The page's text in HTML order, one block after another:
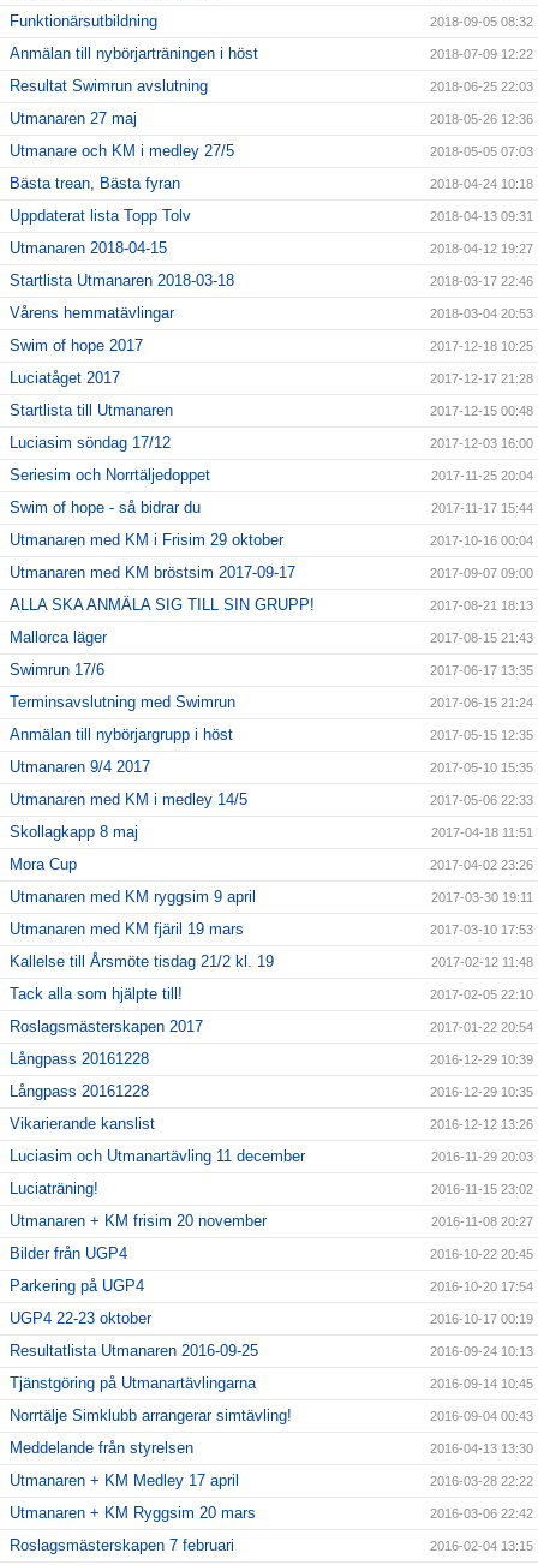
Funktionärsutbildning 2018-09-05 08:32
Anmälan till nybörjarträningen i höst 2018-07-09 12:22
Resultat Swimrun avslutning 2018-06-25 22:03
Utmanaren 27 maj 2018-05-26 12:36
Utmanare och KM i medley 27/5 2018-05-05 07:03
Bästa trean, Bästa fyran 2018-04-24 10:18
Uppdaterat lista Topp Tolv 2018-04-13 09:31
Utmanaren 2018-04-15 2018-04-12 19:27
Startlista Utmanaren 2018-03-18 2018-03-17 22:46
Vårens hemmatävlingar 2018-03-04 20:53
Swim of hope 2017 2017-12-18 10:25
Luciatåget 2017 2017-12-17 21:28
Startlista till Utmanaren 2017-12-15 00:48
Luciasim söndag 17/12 2017-12-03 16:00
Seriesim och Norrtäljedoppet 2017-11-25 20:04
Swim of hope - så bidrar du 2017-11-17 15:44
Utmanaren med KM i Frisim 29 oktober 2017-10-16 00:04
Utmanaren med KM bröstsim 2017-09-17 2017-09-07 09:00
ALLA SKA ANMÄLA SIG TILL SIN GRUPP! 2017-08-21 18:13
Mallorca läger 2017-08-15 21:43
Swimrun 17/6 2017-06-17 13:35
Terminsavslutning med Swimrun 2017-06-15 21:24
Anmälan till nybörjargrupp i höst 2017-05-15 12:35
Utmanaren 9/4 2017 2017-05-10 15:35
Utmanaren med KM i medley 14/5 2017-05-06 22:33
Skollagkapp 8 maj 2017-04-18 11:51
Mora Cup 2017-04-02 23:26
Utmanaren med KM ryggsim 9 april 2017-03-30 19:11
Utmanaren med KM fjäril 19 mars 2017-03-10 17:53
Kallelse till Årsmöte tisdag 21/2 kl. 19 2017-02-12 11:48
Tack alla som hjälpte till! 2017-02-05 22:10
Roslagsmästerskapen 2017 2017-01-22 20:54
Långpass 20161228 2016-12-29 10:39
Långpass 20161228 2016-12-29 10:35
Vikarierande kanslist 2016-12-12 13:26
Luciasim och Utmanartävling 11 december 2016-11-29 20:03
Luciaträning! 2016-11-15 23:02
Utmanaren + KM frisim 20 november 2016-11-08 20:27
Bilder från UGP4 2016-10-22 20:45
Parkering på UGP4 2016-10-20 17:54
UGP4 22-23 oktober 2016-10-17 00:19
Resultatlista Utmanaren 2016-09-25 2016-09-24 10:13
Tjänstgöring på Utmanartävlingarna 2016-09-14 10:45
Norrtälje Simklubb arrangerar simtävling! 2016-09-04 00:43
Meddelande från styrelsen 2016-04-13 13:30
Utmanaren + KM Medley 17 april 2016-03-28 22:22
Utmanaren + KM Ryggsim 20 mars 2016-03-06 22:42
Roslagsmästerskapen 7 februari 2016-02-04 13:15